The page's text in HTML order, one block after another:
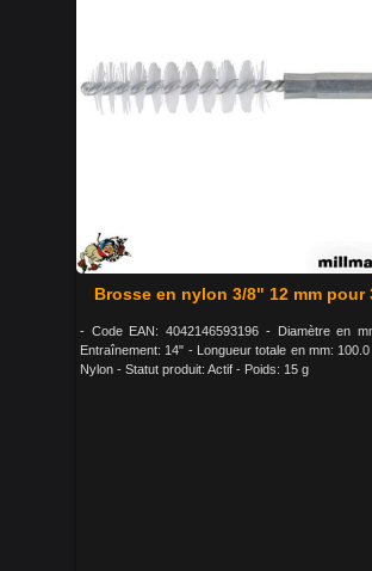
Brosse en nylon 3/8" 12 mm pour
- Code EAN: 4042146593196 - Diamètre en
Entraînement: 14" - Longueur totale en mm:
Nylon - Statut produit: Actif - Poids: 15 g